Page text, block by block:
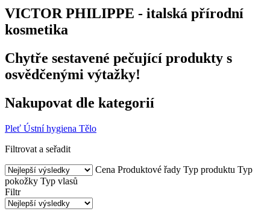
VICTOR PHILIPPE - italská přírodní
kosmetika
Chytře sestavené pečující produkty s
osvědčenými výtažky!
Nakupovat dle kategorií
Pleť Ústní hygiena Tělo
Filtrovat a seřadit
Cena Produktové řady Typ produktu Typ
pokožky Typ vlasů
Filtr